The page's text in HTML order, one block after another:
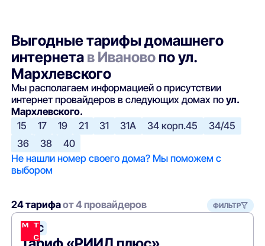
Выгодные тарифы домашнего
интернета в Иваново по ул.
Мархлевского
Мы располагаем информацией о присутствии
интернет провайдеров в следующих домах поул.
Мархлевского.
15
17 19 21 31 31А 34 корп.45
34/45
36
38
40
Не нашли номер своего дома? Мы поможем с
выбором
24 тарифаот 4 провайдеров ФИЛЬТР
МТС